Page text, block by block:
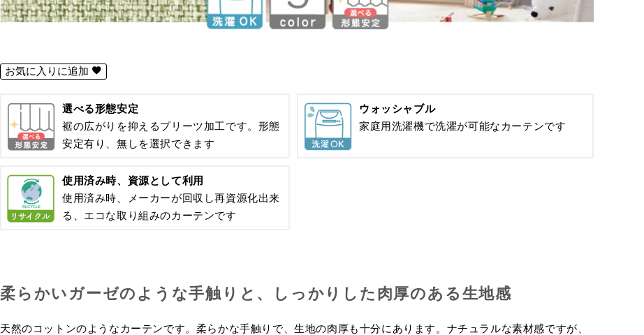
お気に入りに追加
選べる形態安定
裾の広がりを抑えるプリーツ加工です。形態
安定有り、無しを選択できます
ウォッシャブル
家庭用洗濯機で洗濯が可能なカーテンです
使用済み時、資源として利用
使用済み時、メーカーが回収し再資源化出来
る、エコな取り組みのカーテンです
柔らかいガーゼのような手触りと、しっかりした肉厚のある生地感
天然のコットンのようなカーテンです。柔らかな手触りで、生地の肉厚も十分にあります。ナチュラルな素材感ですが、